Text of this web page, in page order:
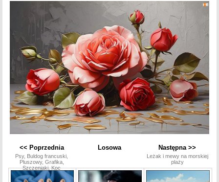
<< Poprzednia
Psy, Buldog francuski,
Pluszowy, Grafika,
Szczeniaki, Koc
Losowa Następna >>
Leżak i mewy na morskiej
plaży